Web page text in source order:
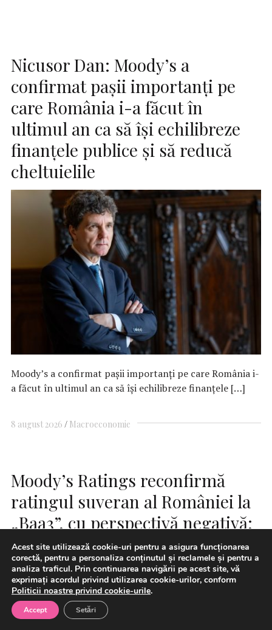
Nicusor Dan: Moody’s a
confirmat pașii importanți pe
care România i-a făcut în
ultimul an ca să își echilibreze
finanțele publice și să reducă
cheltuielile
Moody’s a confirmat pașii importanți pe care România i-
a făcut în ultimul an ca să își echilibreze finanțele […]
8 august 2026 Macroeconomie
Moody’s Ratings reconfirmă
ratingul suveran al României la
„Baa3”, cu perspectivă negativă;
stabilitatea politică și
continuitatea consolidării fiscale
rămân decisive; Ministrul
Finanțelor, Alexandru Nazare:
Acest site utilizează cookie-uri pentru a asigura funcționarea
corectă, pentru a personaliza conținutul și reclamele și pentru a
analiza traficul. Prin continuarea navigării pe acest site, vă
exprimați acordul privind utilizarea cookie-urilor, conform
Politicii noastre privind cookie-urile.
Accept Setări